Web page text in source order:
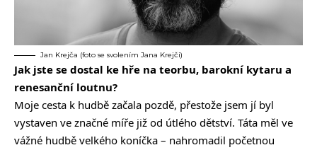
Jan Krejča (foto se svolením Jana Krejči)
Jak jste se dostal ke hře na teorbu, barokní kytaru a
renesanční loutnu?
Moje cesta k hudbě začala pozdě, přestože jsem jí byl
vystaven ve značné míře již od útlého dětství. Táta měl ve
vážné hudbě velkého koníčka – nahromadil početnou